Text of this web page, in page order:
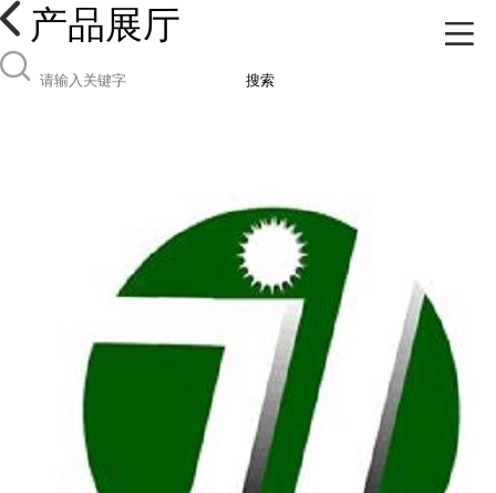
产品展厅
搜索